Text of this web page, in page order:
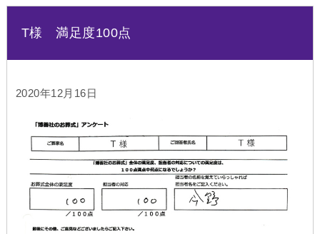
T様 満足度100点
2020年12月16日